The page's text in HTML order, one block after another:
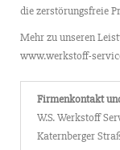
die zerstörungsfreie
Mehr zu unseren
www.werkstoff-
Firmenkontakt
W.S. Werkstoff
Katernberger